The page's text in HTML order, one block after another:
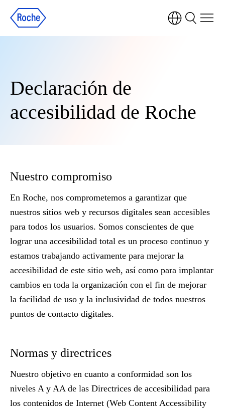
Declaración de
accesibilidad de Roche
Nuestro compromiso
En Roche, nos comprometemos a garantizar que
nuestros sitios web y recursos digitales sean accesibles
para todos los usuarios. Somos conscientes de que
lograr una accesibilidad total es un proceso continuo y
estamos trabajando activamente para mejorar la
accesibilidad de este sitio web, así como para implantar
cambios en toda la organización con el fin de mejorar
la facilidad de uso y la inclusividad de todos nuestros
puntos de contacto digitales.
Normas y directrices
Nuestro objetivo en cuanto a conformidad son los
niveles A y AA de las Directrices de accesibilidad para
los contenidos de Internet (Web Content Accessibility